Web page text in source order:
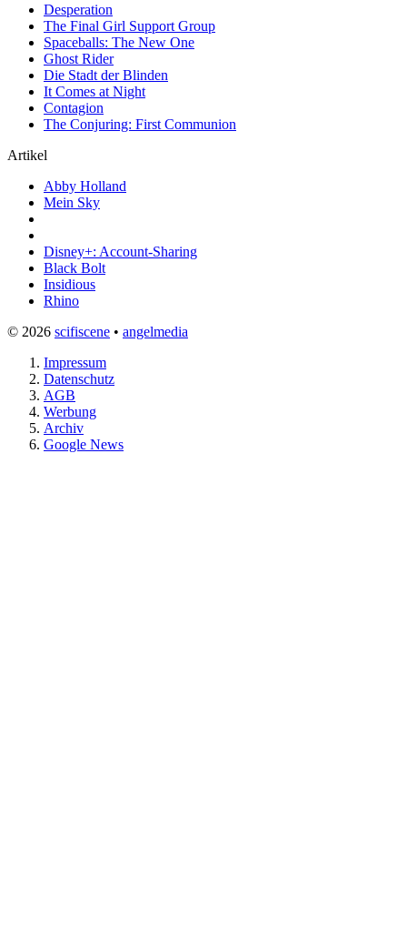
Desperation
The Final Girl Support Group
Spaceballs: The New One
Ghost Rider
Die Stadt der Blinden
It Comes at Night
Contagion
The Conjuring: First Communion
Artikel
Abby Holland
Mein Sky
Disney+: Account-Sharing
Black Bolt
Insidious
Rhino
© 2026 scifiscene • angelmedia
Impressum
Datenschutz
AGB
Werbung
Archiv
Google News